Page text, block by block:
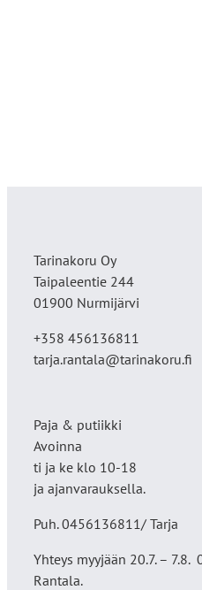
Tarinakoru Oy
Taipaleentie 244
01900 Nurmijärvi
+358 456136811
tarja.rantala@tarinakoru.fi
Paja & putiikki
Avoinna
ti ja ke klo 10-18
ja ajanvarauksella.
Puh. 0456136811/ Tarja
Yhteys myyjään 20.7. –
Rantala.